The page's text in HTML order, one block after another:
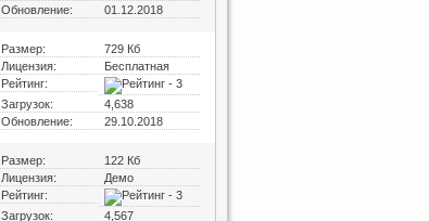
Обновление:
01.12.2018
Размер:
729 Кб
Лицензия:
Бесплатная
Рейтинг:
Загрузок:
4,638
Обновление:
29.10.2018
Размер:
122 Кб
Лицензия:
Демо
Рейтинг:
Загрузок:
4,567